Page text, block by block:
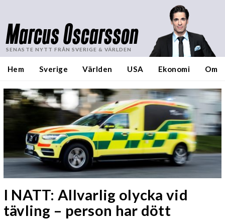
Marcus Oscarsson
SENASTE NYTT FRÅN SVERIGE & VÄRLDEN
Hem Sverige Världen USA Ekonomi Om
I NATT: Allvarlig olycka vid
tävling – person har dött